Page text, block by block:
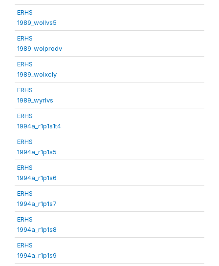
ERHS
1989_wollvs5
ERHS
1989_wolprodv
ERHS
1989_wolxcly
ERHS
1989_wyrlvs
ERHS
1994a_r1p1s1t4
ERHS
1994a_r1p1s5
ERHS
1994a_r1p1s6
ERHS
1994a_r1p1s7
ERHS
1994a_r1p1s8
ERHS
1994a_r1p1s9